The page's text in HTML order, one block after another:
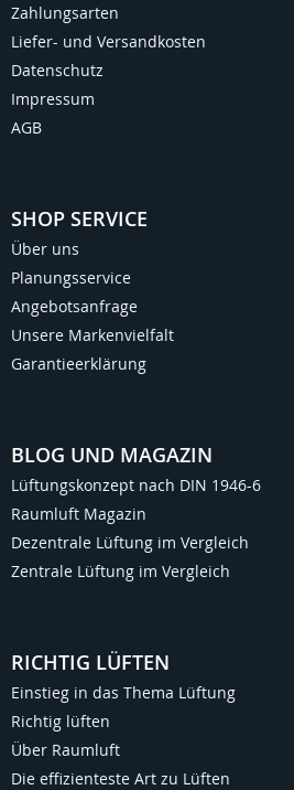
Zahlungsarten
Liefer- und Versandkosten
Datenschutz
Impressum
AGB
SHOP SERVICE
Über uns
Planungsservice
Angebotsanfrage
Unsere Markenvielfalt
Garantieerklärung
BLOG UND MAGAZIN
Lüftungskonzept nach DIN 1946-6
Raumluft Magazin
Dezentrale Lüftung im Vergleich
Zentrale Lüftung im Vergleich
RICHTIG LÜFTEN
Einstieg in das Thema Lüftung
Richtig lüften
Über Raumluft
Die effizienteste Art zu Lüften